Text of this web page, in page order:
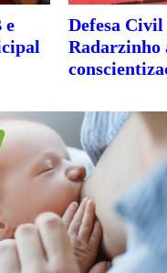
e
Defesa
Radarzinho